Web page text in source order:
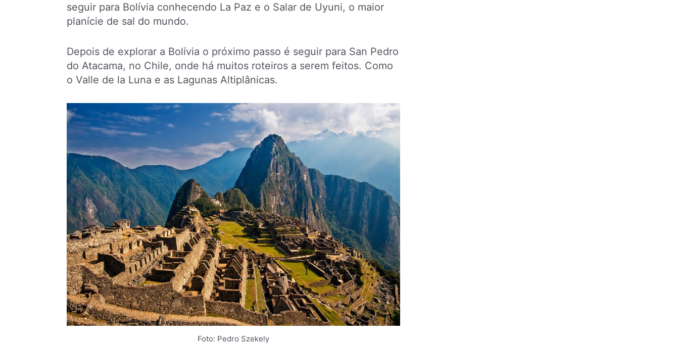
seguir para Bolívia conhecendo La Paz e o Salar de Uyuni, o maior
planície de sal do mundo.
Depois de explorar a Bolívia o próximo passo é seguir para San Pedro
do Atacama, no Chile, onde há muitos roteiros a serem feitos. Como
o Valle de la Luna e as Lagunas Altiplânicas.
Foto: Pedro Szekely